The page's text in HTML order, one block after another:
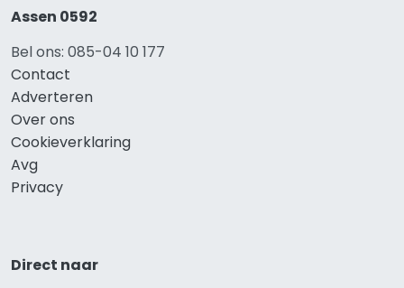
Assen 0592
Bel ons: 085-04 10 177
Contact
Adverteren
Over ons
Cookieverklaring
Avg
Privacy
Direct naar